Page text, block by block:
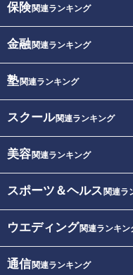
保険関連ランキング
金融関連ランキング
塾関連ランキング
スクール関連ランキング
美容関連ランキング
スポーツ＆ヘルス 関連ラ
ウエディング関連ランキン
通信関連ランキング